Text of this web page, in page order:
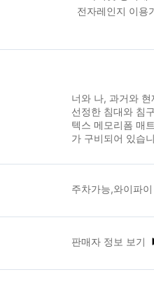
전자레인지 이용
너와 나, 과거와
선정한 침대와 침
텍스 메모리폼 매
가 구비되어 있습
주차가능,와이파이
판매자 정보 보기